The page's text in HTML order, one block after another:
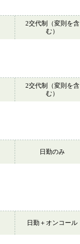
2交代制（変則を含
む）
2交代制（変則を含
む）
日勤のみ
日勤＋オンコール